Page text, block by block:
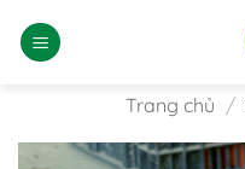
qua
Trang chủ /